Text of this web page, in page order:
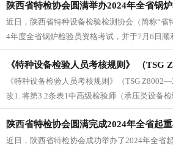
陕西省特检协会圆满举办2024年全省锅
近日，陕西省特种设备检验检测协会（简称“省
4年度全省锅炉检验员资格考试，并于7月6日
下属特种设备检验研究院（所）及多家检验检
《特种设备检验人员考核规则》 （TSG
改单
《特种设备检验人员考核规则》（TSG
改1. 将第3.2条表1中高级检验师（承压类设备
目内容修改为：“持2项承压类设备检验师证，
陕西省特检协会圆满完成2024年全省起
试
近日，陕西省特检协会成功举办了2024年全省